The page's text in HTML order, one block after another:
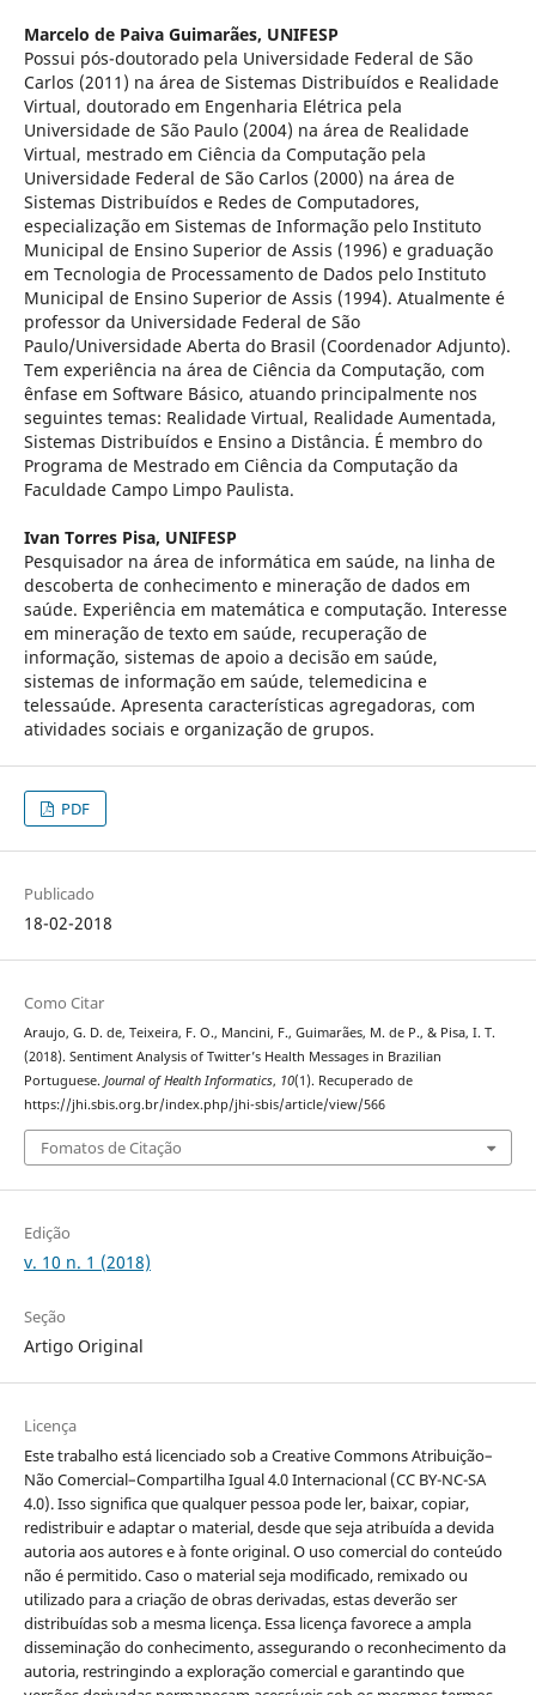
Marcelo de Paiva Guimarães, UNIFESP
Possui pós-doutorado pela Universidade Federal de São
Carlos (2011) na área de Sistemas Distribuídos e Realidade
Virtual, doutorado em Engenharia Elétrica pela
Universidade de São Paulo (2004) na área de Realidade
Virtual, mestrado em Ciência da Computação pela
Universidade Federal de São Carlos (2000) na área de
Sistemas Distribuídos e Redes de Computadores,
especialização em Sistemas de Informação pelo Instituto
Municipal de Ensino Superior de Assis (1996) e graduação
em Tecnologia de Processamento de Dados pelo Instituto
Municipal de Ensino Superior de Assis (1994). Atualmente é
professor da Universidade Federal de São
Paulo/Universidade Aberta do Brasil (Coordenador Adjunto).
Tem experiência na área de Ciência da Computação, com
ênfase em Software Básico, atuando principalmente nos
seguintes temas: Realidade Virtual, Realidade Aumentada,
Sistemas Distribuídos e Ensino a Distância. É membro do
Programa de Mestrado em Ciência da Computação da
Faculdade Campo Limpo Paulista.
Ivan Torres Pisa, UNIFESP
Pesquisador na área de informática em saúde, na linha de
descoberta de conhecimento e mineração de dados em
saúde. Experiência em matemática e computação. Interesse
em mineração de texto em saúde, recuperação de
informação, sistemas de apoio a decisão em saúde,
sistemas de informação em saúde, telemedicina e
telessaúde. Apresenta características agregadoras, com
atividades sociais e organização de grupos.
PDF
Publicado
18-02-2018
Como Citar
Araujo, G. D. de, Teixeira, F. O., Mancini, F., Guimarães, M. de P., & Pisa, I. T.
(2018). Sentiment Analysis of Twitter’s Health Messages in Brazilian
Portuguese. Journal of Health Informatics, 10(1). Recuperado de
https://jhi.sbis.org.br/index.php/jhi-sbis/article/view/566
Fomatos de Citação
Edição
v. 10 n. 1 (2018)
Seção
Artigo Original
Licença
Este trabalho está licenciado sob a Creative Commons Atribuição–
Não Comercial–Compartilha Igual 4.0 Internacional (CC BY-NC-SA
4.0). Isso significa que qualquer pessoa pode ler, baixar, copiar,
redistribuir e adaptar o material, desde que seja atribuída a devida
autoria aos autores e à fonte original. O uso comercial do conteúdo
não é permitido. Caso o material seja modificado, remixado ou
utilizado para a criação de obras derivadas, estas deverão ser
distribuídas sob a mesma licença. Essa licença favorece a ampla
disseminação do conhecimento, assegurando o reconhecimento da
autoria, restringindo a exploração comercial e garantindo que